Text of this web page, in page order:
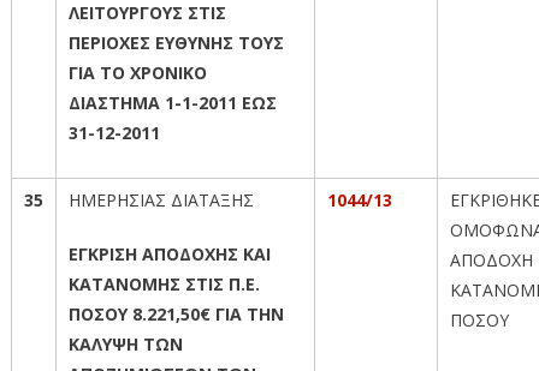
ΛΕΙΤΟΥΡΓΟΥΣ ΣΤΙΣ
ΠΕΡΙΟΧΕΣ ΕΥΘΥΝΗΣ ΤΟΥΣ
ΓΙΑ ΤΟ ΧΡΟΝΙΚΟ
ΔΙΑΣΤΗΜΑ 1-1-2011 ΕΩΣ
31-12-2011
35 ΗΜΕΡΗΣΙΑΣ ΔΙΑΤΑΞΗΣ
ΕΓΚΡΙΣΗ ΑΠΟΔΟΧΗΣ ΚΑΙ
ΚΑΤΑΝΟΜΗΣ ΣΤΙΣ Π.Ε.
ΠΟΣΟΥ 8.221,50€ ΓΙΑ ΤΗΝ
ΚΑΛΥΨΗ ΤΩΝ
1044/13
ΑΠΟΔΟΧΗ
ΠΟΣΟΥ